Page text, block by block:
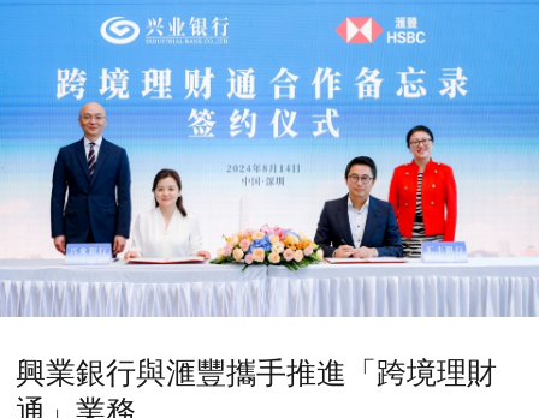
興業銀行與滙豐攜手推進「跨境理財
通」業務